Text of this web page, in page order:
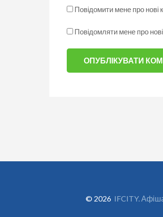
Повідомити мене про нові
Повідомляти мене про
© 2026 IFCITY.